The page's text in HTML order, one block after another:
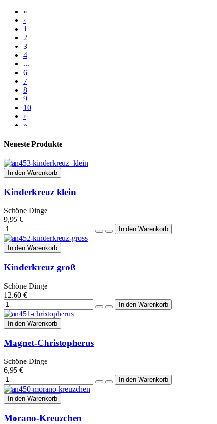
«
‹
1
2
3
4
...
6
7
8
9
10
›
»
Neueste Produkte
In den Warenkorb
Kinderkreuz klein
Schöne Dinge
9,95 €
In den Warenkorb
Kinderkreuz groß
Schöne Dinge
12,60 €
In den Warenkorb
Magnet-Christopherus
Schöne Dinge
6,95 €
In den Warenkorb
Morano-Kreuzchen